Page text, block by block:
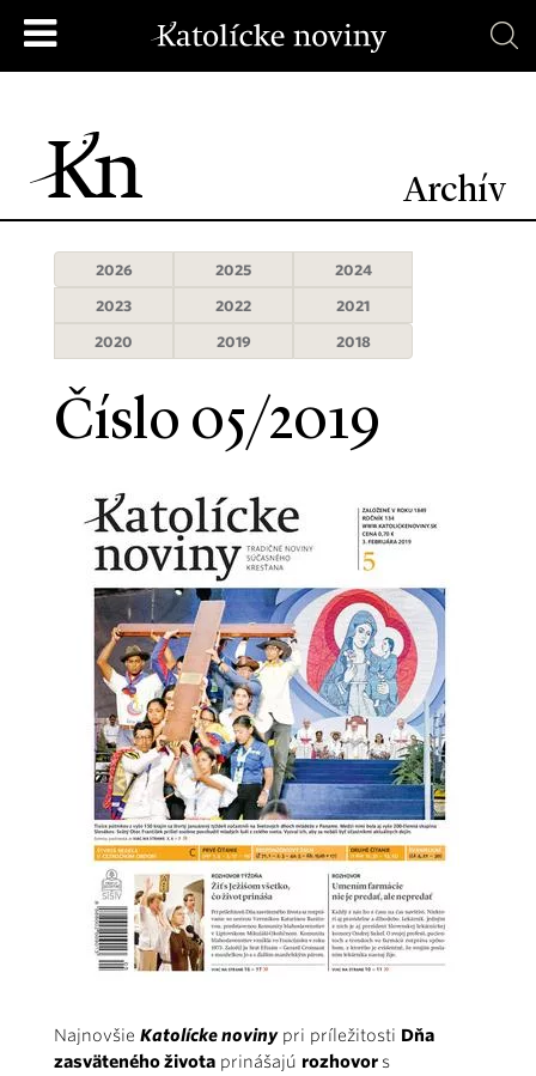
Archív
2026 2025
2024
2023
2022
2021
2020
2019 2018
Číslo 05/2019
Najnovšie Katolícke novinypri príležitosti Dňa
zasväteného života prinášajú rozhovor s